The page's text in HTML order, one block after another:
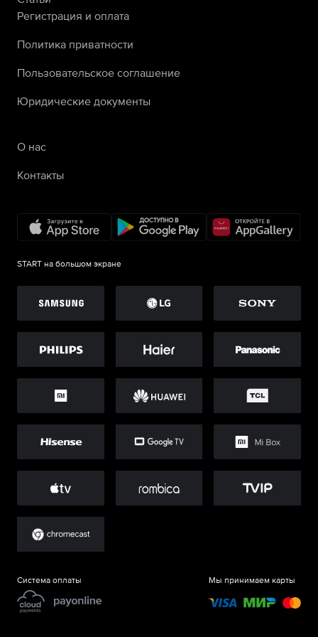
Регистрация и оплата
Политика приватности
Пользовательское соглашение
Юридические документы
О нас
Контакты
START на большом экране
Система оплаты Мы принимаем карты